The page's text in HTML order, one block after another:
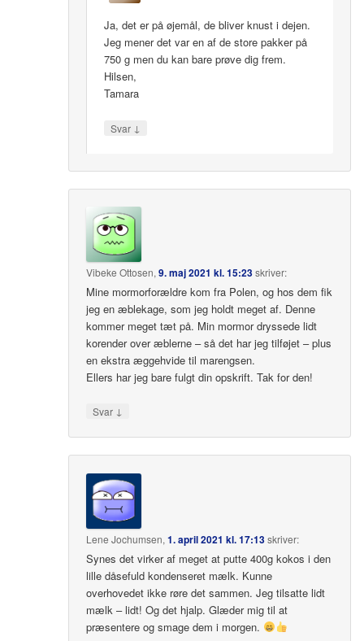
Ja, det er på øjemål, de bliver knust i dejen.
Jeg mener det var en af de store pakker på
750 g men du kan bare prøve dig frem.
Hilsen,
Tamara
Svar ↓
Vibeke Ottosen,9. maj 2021 kl. 15:23skriver:
Mine mormorforældre kom fra Polen, og hos dem fik
jeg en æblekage, som jeg holdt meget af. Denne
kommer meget tæt på. Min mormor dryssede lidt
korender over æblerne – så det har jeg tilføjet – plus
en ekstra æggehvide til marengsen.
Ellers har jeg bare fulgt din opskrift. Tak for den!
Svar ↓
Lene Jochumsen,1. april 2021 kl. 17:13skriver:
Synes det virker af meget at putte 400g kokos i den
lille dåsefuld kondenseret mælk. Kunne
overhovedet ikke røre det sammen. Jeg tilsatte lidt
mælk – lidt! Og det hjalp. Glæder mig til at
præsentere og smage dem i morgen.